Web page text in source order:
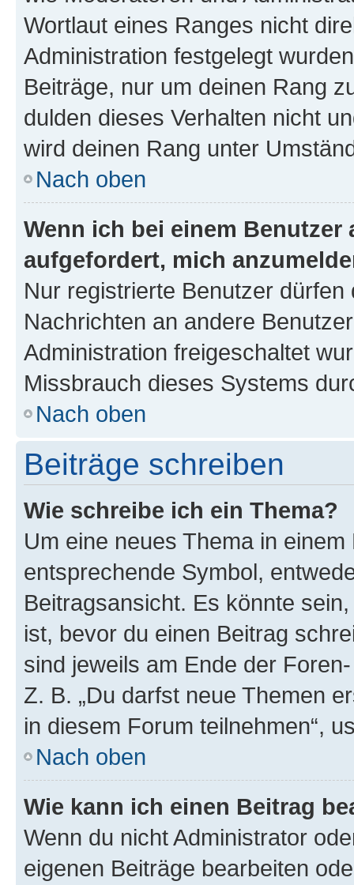
Wortlaut eines Ranges nicht
Administration festgelegt
Beiträge, nur um deinen Rang
dulden dieses Verhalten nicht
wird deinen Rang unter
Nach oben
Wenn ich bei einem
aufgefordert, mich
Nur registrierte Benutzer
Nachrichten an andere
Administration freigeschaltet
Missbrauch dieses Systems
Nach oben
Beiträge schreiben
Wie schreibe ich ein Thema?
Um eine neues Thema in
entsprechende Symbol,
Beitragsansicht. Es könnte
ist, bevor du einen Beitrag
sind jeweils am Ende der
Z. B. „Du darfst neue Themen
in diesem Forum teilnehmen“,
Nach oben
Wie kann ich einen Beitrag
Wenn du nicht Administrator
eigenen Beiträge bearbeiten